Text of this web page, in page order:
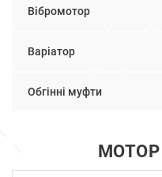
Вібромотор
Варіатор
Обгінні муфти
МОТОР